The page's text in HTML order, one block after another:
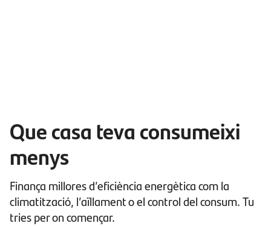
Que casa teva consumeixi
menys
Finança millores d’eficiència energètica com la
climatització, l’aïllament o el control del consum. Tu
tries per on començar.